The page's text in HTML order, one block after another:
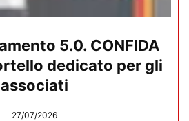
5.0. CONFIDA
dedicato per gli
associati
27/07/2026